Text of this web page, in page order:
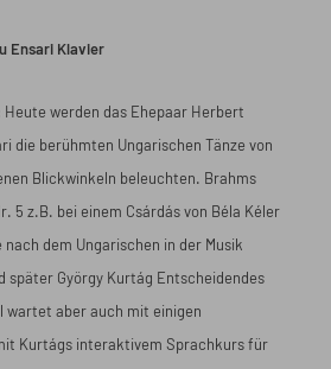
Ensari Klavier
Heute werden das Ehepaar Herbert
die berühmten Ungarischen Tänze von
Blickwinkeln beleuchten. Brahms
5 z.B. bei einem Csárdás von Béla Kéler
dem Ungarischen in der Musik
später György Kurtág Entscheidendes
wartet aber auch mit einigen
Kurtágs interaktivem Sprachkurs für